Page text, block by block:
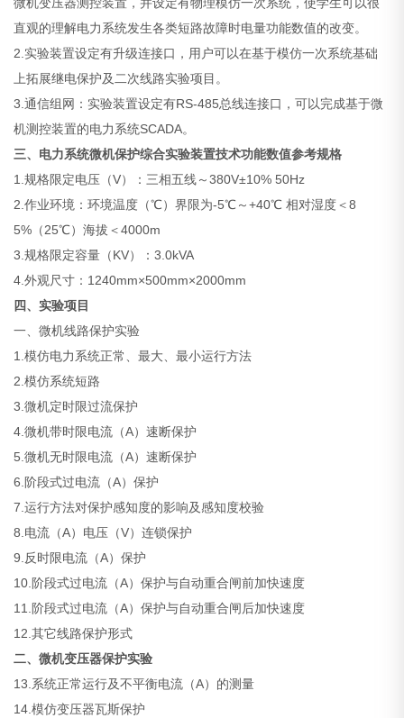
微机变压器测控装置，并设定有物理模仿一次系统，使学生可以很
直观的理解电力系统发生各类短路故障时电量功能数值的改变。
2.实验装置设定有升级连接口，用户可以在基于模仿一次系统基础
上拓展继电保护及二次线路实验项目。
3.通信组网：实验装置设定有RS-485总线连接口，可以完成基于微
机测控装置的电力系统SCADA。
三、电力系统微机保护综合实验装置技术功能数值参考规格
1.规格限定电压（V）：三相五线～380V±10% 50Hz
2.作业环境：环境温度（℃）界限为-5℃～+40℃ 相对湿度＜8
5%（25℃）海拔＜4000m
3.规格限定容量（KV）：3.0kVA
4.外观尺寸：1240mm×500mm×2000mm
四、实验项目
一、微机线路保护实验
1.模仿电力系统正常、最大、最小运行方法
2.模仿系统短路
3.微机定时限过流保护
4.微机带时限电流（A）速断保护
5.微机无时限电流（A）速断保护
6.阶段式过电流（A）保护
7.运行方法对保护感知度的影响及感知度校验
8.电流（A）电压（V）连锁保护
9.反时限电流（A）保护
10.阶段式过电流（A）保护与自动重合闸前加快速度
11.阶段式过电流（A）保护与自动重合闸后加快速度
12.其它线路保护形式
二、微机变压器保护实验
13.系统正常运行及不平衡电流（A）的测量
14.模仿变压器瓦斯保护